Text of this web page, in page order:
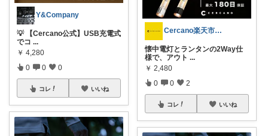
Y&Company
💡 【Cercano公式】USB充電式
でコ ...
￥ 4,280
0 0 0
コレ いいね
Cercano楽天市場店
懐中電灯とランタンの2Way仕
様で、アウト ...
￥ 2,480
0 0 2
コレ いいね